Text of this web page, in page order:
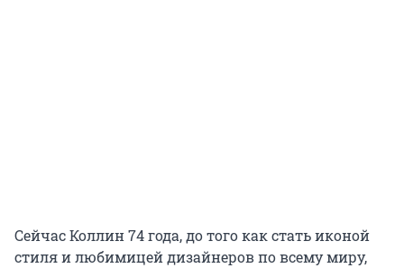
Сейчас Коллин 74 года, до того как стать иконой
стиля и любимицей дизайнеров по всему миру,